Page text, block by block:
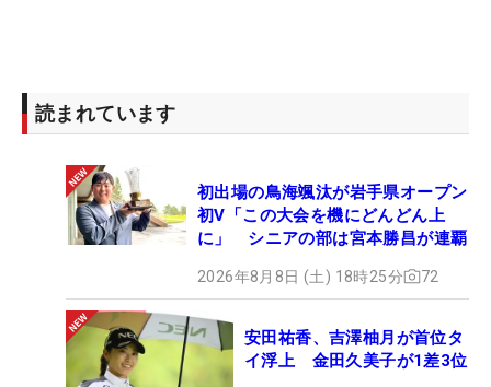
読まれています
初出場の鳥海颯汰が岩手県オープン
初V「この大会を機にどんどん上
に」 シニアの部は宮本勝昌が連覇
2026年8月8日 (土) 18時25分 72
安田祐香、吉澤柚月が首位タ
イ浮上 金田久美子が1差3位